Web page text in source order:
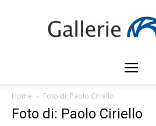
Gallerie
Home Foto di: Paolo Ciriello
Foto di: Paolo Ciriello